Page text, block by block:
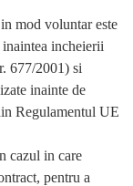
mod voluntar este
incheierii
677/2001) si
inainte de
Regulamentul UE
cazul in care
pentru a